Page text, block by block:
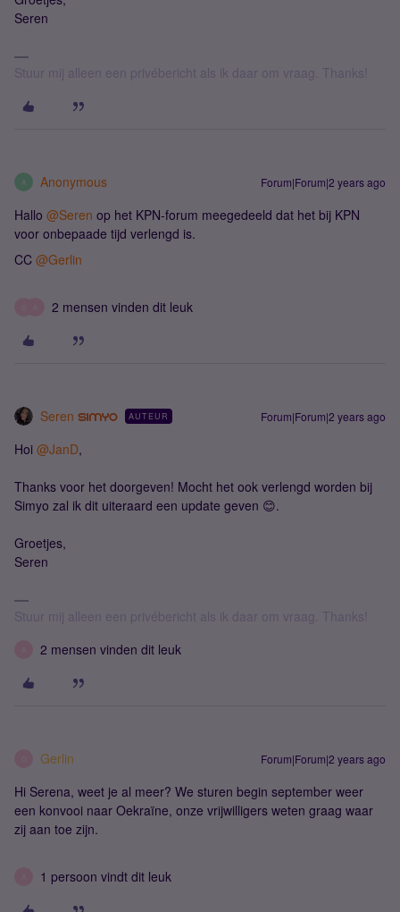
Seren
Stuur mij alleen een privébericht als ik daar om vraag. Thanks!
A Anonymous Forum|Forum|2 years ago
Hallo @Seren op het KPN-forum meegedeeld dat het bij KPN
voor onbepaade tijd verlengd is.
CC @Gerlin
2 mensen vinden dit leuk
Seren AUTEUR Forum|Forum|2 years ago
Hoi @JanD,
Thanks voor het doorgeven! Mocht het ook verlengd worden bij
Simyo zal ik dit uiteraard een update geven 😊.
Groetjes,
Seren
Stuur mij alleen een privébericht als ik daar om vraag. Thanks!
2 mensen vinden dit leuk
Gerlin Forum|Forum|2 years ago
Hi Serena, weet je al meer? We sturen begin september weer
een konvooi naar Oekraïne, onze vrijwilligers weten graag waar
zij aan toe zijn.
1 persoon vindt dit leuk